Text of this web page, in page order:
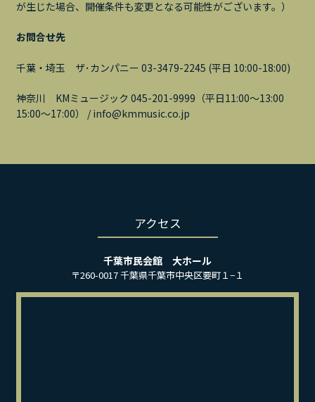
が生じた場合、開催条件も変更となる可能性がございます。）
お問合せ先
千葉・埼玉 ザ･カンパニー 03-3479-2245 (平日 10:00-18:00)
神奈川 KMミュージック 045-201-9999（平日11:00～13:00
15:00～17:00） / info@kmmusic.co.jp
アクセス
千葉市民会館 大ホール
〒260-0017 千葉県千葉市中央区要町１−１